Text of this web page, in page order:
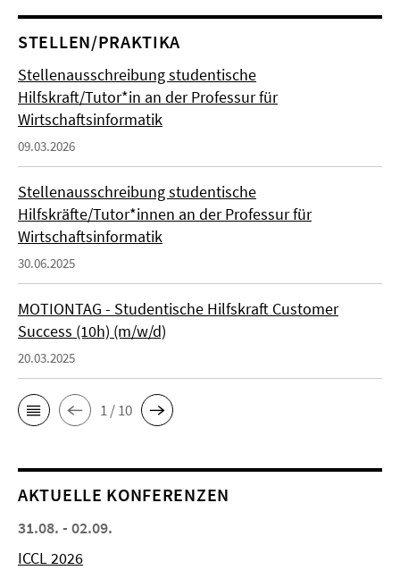
STELLEN/PRAKTIKA
Stellenausschreibung studentische
Hilfskraft/Tutor*in an der Professur für
Wirtschaftsinformatik
09.03.2026
Stellenausschreibung studentische
Hilfskräfte/Tutor*innen an der Professur für
Wirtschaftsinformatik
30.06.2025
MOTIONTAG - Studentische Hilfskraft Customer
Success (10h) (m/w/d)
20.03.2025
1 / 10
AKTUELLE KONFERENZEN
31.08. - 02.09.
ICCL 2026